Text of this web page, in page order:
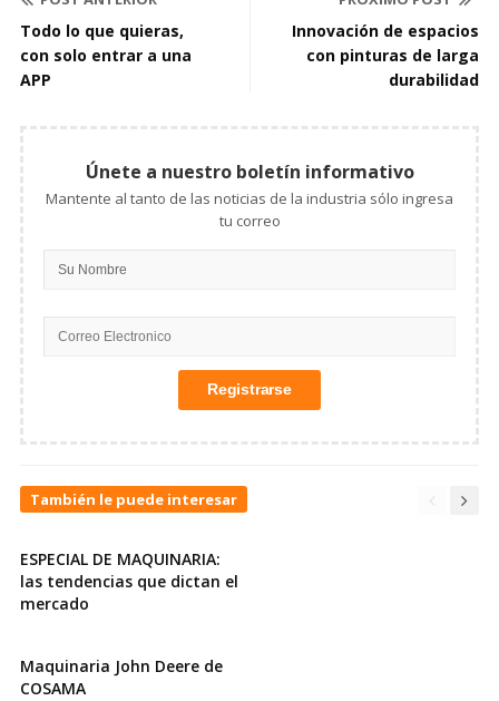
Todo lo que quieras,
con solo entrar a una
APP
Innovación de espacios
con pinturas de larga
durabilidad
Únete a nuestro boletín informativo
Mantente al tanto de las noticias de la industria sólo ingresa
tu correo
También le puede interesar
ESPECIAL DE MAQUINARIA:
las tendencias que dictan el
mercado
Maquinaria John Deere de
COSAMA